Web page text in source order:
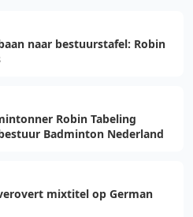
naar bestuurstafel: Robin
Robin Tabeling
Badminton Nederland
mixtitel op German